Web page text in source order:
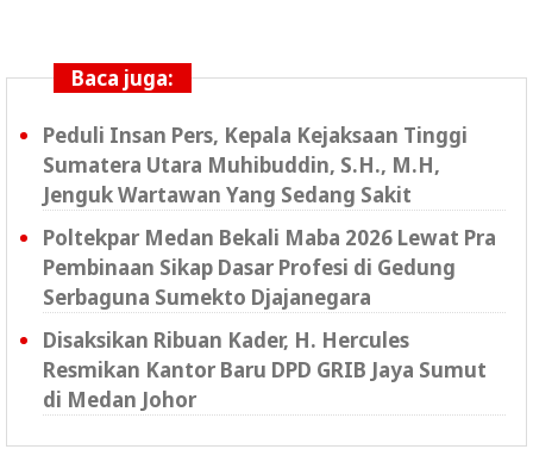
Baca juga:
Peduli Insan Pers, Kepala Kejaksaan Tinggi
Sumatera Utara Muhibuddin, S.H., M.H,
Jenguk Wartawan Yang Sedang Sakit
Poltekpar Medan Bekali Maba 2026 Lewat Pra
Pembinaan Sikap Dasar Profesi di Gedung
Serbaguna Sumekto Djajanegara
Disaksikan Ribuan Kader, H. Hercules
Resmikan Kantor Baru DPD GRIB Jaya Sumut
di Medan Johor